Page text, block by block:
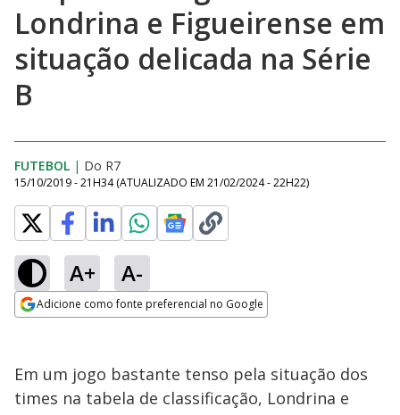
Londrina e Figueirense em
situação delicada na Série
B
FUTEBOL | Do R7
15/10/2019 - 21H34 (ATUALIZADO EM 21/02/2024 - 22H22)
A+ A-
Adicione como fonte preferencial no Google
Em um jogo bastante tenso pela situação dos
times na tabela de classificação, Londrina e